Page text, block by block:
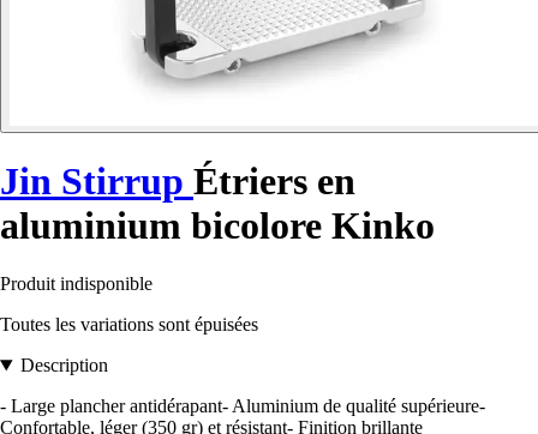
Jin Stirrup Étriers en
aluminium bicolore Kinko
Produit indisponible
Toutes les variations sont épuisées
Description
- Large plancher antidérapant- Aluminium de qualité supérieure-
Confortable, léger (350 gr) et résistant- Finition brillante